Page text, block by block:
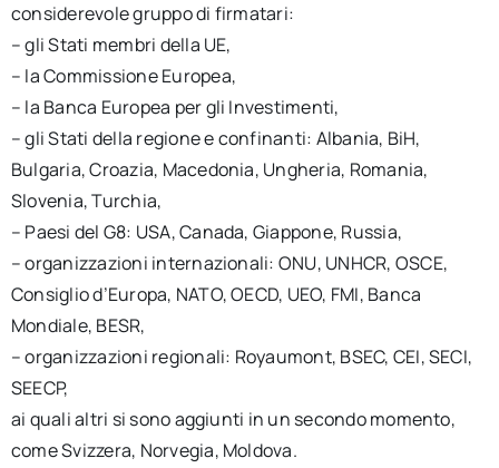
considerevole gruppo di firmatari:
– gli Stati membri della UE,
– la Commissione Europea,
– la Banca Europea per gli Investimenti,
– gli Stati della regione e confinanti: Albania, BiH,
Bulgaria, Croazia, Macedonia, Ungheria, Romania,
Slovenia, Turchia,
– Paesi del G8: USA, Canada, Giappone, Russia,
– organizzazioni internazionali: ONU, UNHCR, OSCE,
Consiglio d’Europa, NATO, OECD, UEO, FMI, Banca
Mondiale, BESR,
– organizzazioni regionali: Royaumont, BSEC, CEI, SECI,
SEECP,
ai quali altri si sono aggiunti in un secondo momento,
come Svizzera, Norvegia, Moldova.